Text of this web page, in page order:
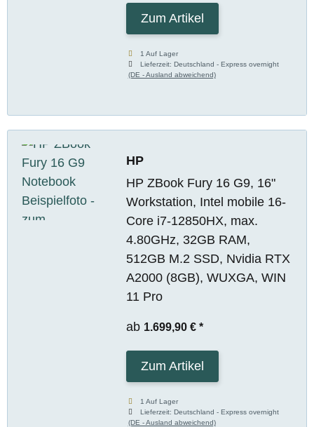
Zum Artikel
1 Auf Lager
Lieferzeit:Deutschland - Express overnight
(DE - Ausland abweichend)
HP
HP ZBook Fury 16 G9, 16"
Workstation, Intel mobile 16-
Core i7-12850HX, max.
4.80GHz, 32GB RAM,
512GB M.2 SSD, Nvidia RTX
A2000 (8GB), WUXGA, WIN
11 Pro
ab 1.699,90 € *
Zum Artikel
1 Auf Lager
Lieferzeit:Deutschland - Express overnight
(DE - Ausland abweichend)